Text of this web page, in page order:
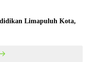
Limapuluh Kota,